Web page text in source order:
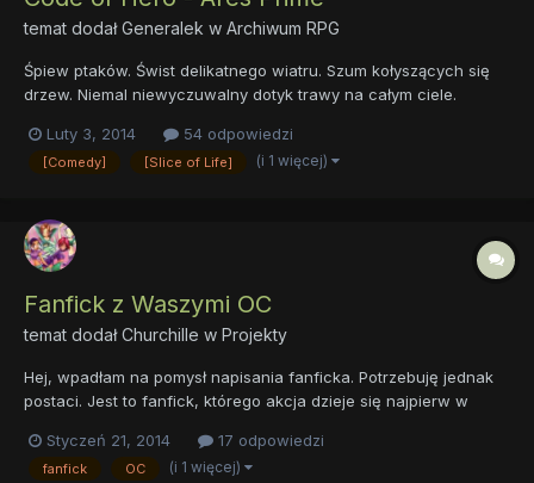
temat dodałGeneralek w Archiwum RPG
Śpiew ptaków. Świst delikatnego wiatru. Szum kołyszących się
drzew. Niemal niewyczuwalny dotyk trawy na całym ciele.
słonecznych. Gdzieś daleko odezwał się jeleń, inny
odpowiedział mu po paru nanoklikach. Powoli świadomość
Luty 3, 2014 54 odpowiedzi
[Comedy] [Slice of Life] (i 1 więcej)
Fanfick z Waszymi OC
temat dodałChurchille w Projekty
Hej, wpadłam na pomysł napisania fanficka. Potrzebuję jednak
postaci. Jest to fanfick, którego akcja dzieje się najpierw w
dżungli. Krótki opis: [imię kucyka] znajduje w pewnej książce
wzmiankę o tajemniczym amulecie. Postanawia wziąć swoje...
Styczeń 21, 2014 17 odpowiedzi
fanfick OC (i 1 więcej)